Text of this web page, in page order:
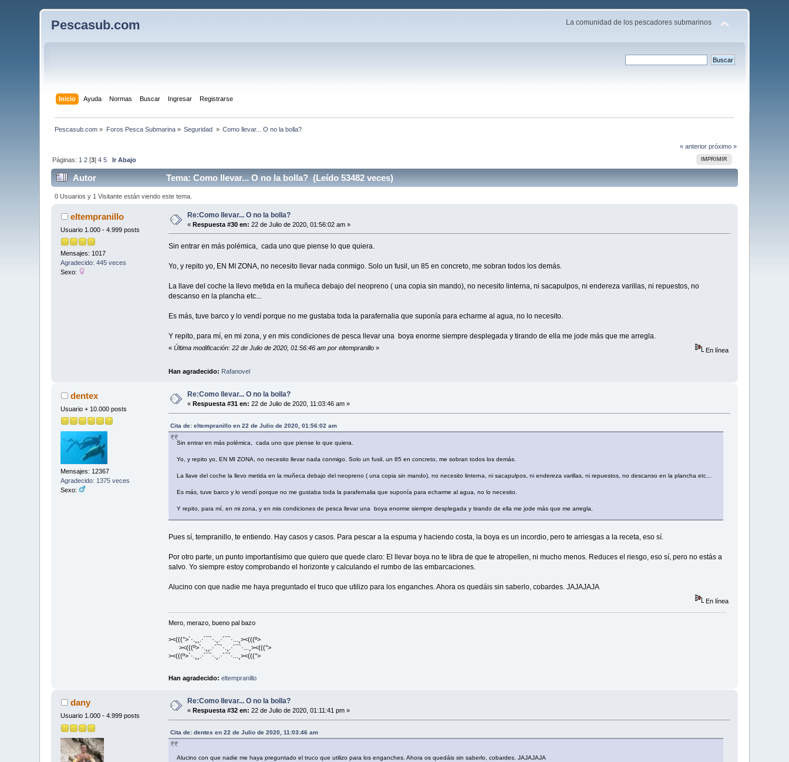
Pescasub.com La comunidad de los pescadores submarinos
Inicio Ayuda Normas Buscar Ingresar Registrarse
Pescasub.com » Foros Pesca Submarina» Seguridad » Como llevar... O no la bolla?
« anterior próximo »
IMPRIMIR
Páginas: 1 2 [3]4 5 Ir Abajo
Autor Tema: Como llevar... O no la bolla? (Leído 53482 veces)
0 Usuarios y 1 Visitante están viendo este tema.
eltempranillo
Usuario 1.000 - 4.999 posts
Mensajes: 1017
Agradecido: 445 veces
Sexo:
Re:Como llevar... O no la bolla?
«Respuesta #30 en: 22 de Julio de 2020, 01:56:02 am »
Sin entrar en más polémica, cada uno que piense lo que quiera.
Yo, y repito yo, EN MI ZONA, no necesito llevar nada conmigo. Solo un fusil, un 85 en concreto, me sobran todos los demás.
La llave del coche la llevo metida en la muñeca debajo del neopreno ( una copia sin mando), no necesito linterna, ni sacapulpos, ni endereza varillas, ni repuestos, no
descanso en la plancha etc...
Es más, tuve barco y lo vendí porque no me gustaba toda la parafernalia que suponía para echarme al agua, no lo necesito.
Y repito, para mí, en mi zona, y en mis condiciones de pesca llevar una boya enorme siempre desplegada y tirando de ella me jode más que me arregla.
« Última modificación: 22 de Julio de 2020, 01:56:46 am por eltempranillo» En línea
Han agradecido: Rafanovel
dentex
Usuario + 10.000 posts
Mensajes: 12367
Agradecido: 1375 veces
Sexo:
Re:Como llevar... O no la bolla?
«Respuesta #31 en: 22 de Julio de 2020, 11:03:46 am »
Cita de: eltempranillo en 22 de Julio de 2020, 01:56:02 am
Sin entrar en más polémica, cada uno que piense lo que quiera.
Yo, y repito yo, EN MI ZONA, no necesito llevar nada conmigo. Solo un fusil, un 85 en concreto, me sobran todos los demás.
La llave del coche la llevo metida en la muñeca debajo del neopreno ( una copia sin mando), no necesito linterna, ni sacapulpos, ni endereza varillas, ni repuestos, no descanso en la plancha etc...
Es más, tuve barco y lo vendí porque no me gustaba toda la parafernalia que suponía para echarme al agua, no lo necesito.
Y repito, para mí, en mi zona, y en mis condiciones de pesca llevar una boya enorme siempre desplegada y tirando de ella me jode más que me arregla.
Pues sí, tempranillo, te entiendo. Hay casos y casos. Para pescar a la espuma y haciendo costa, la boya es un incordio, pero te arriesgas a la receta, eso sí.
Por otro parte, un punto importantísimo que quiero que quede claro: El llevar boya no te libra de que te atropellen, ni mucho menos. Reduces el riesgo, eso sí, pero no estás a
salvo. Yo siempre estoy comprobando el horizonte y calculando el rumbo de las embarcaciones.
Alucino con que nadie me haya preguntado el truco que utilizo para los enganches. Ahora os quedáis sin saberlo, cobardes. JAJAJAJA
En línea
Mero, merazo, bueno pal bazo
><(((°>`·.¸¸.·´¯`·.¸.·´¯`·...¸><(((º>
><(((º>`·.¸¸.·´¯`·.¸.·´¯`·...¸><(((°>
><(((º>`·.¸¸.·´¯`·.¸.·´¯`·...¸><(((°>
Han agradecido: eltempranillo
dany
Usuario 1.000 - 4.999 posts
Re:Como llevar... O no la bolla?
« Respuesta #32 en: 22 de Julio de 2020, 01:11:41 pm »
Cita de: dentex en 22 de Julio de 2020, 11:03:46 am
Alucino con que nadie me haya preguntado el truco que utilizo para los enganches. Ahora os quedáis sin saberlo, cobardes. JAJAJAJA